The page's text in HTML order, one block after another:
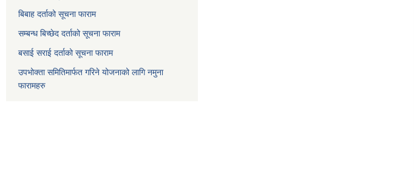
बिबाह दर्ताको सूचना फाराम
सम्बन्ध बिच्छेद दर्ताको सूचना फाराम
बसाई सराई दर्ताको सूचना फाराम
उपभोक्ता समितिमार्फत गरिने योजनाको लागि नमुना
फारामहरु